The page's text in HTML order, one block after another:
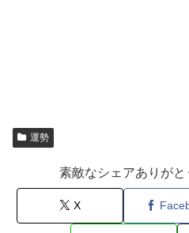
運勢
素敵なシェアありがと
X